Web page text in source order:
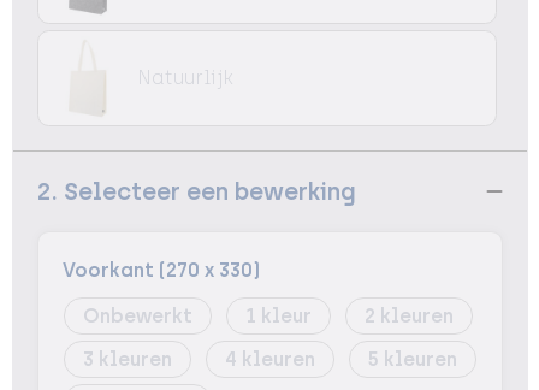
Natuurlijk
2. Selecteer een bewerking
Voorkant (270 x 330)
Onbewerkt
1
2
3
4
5